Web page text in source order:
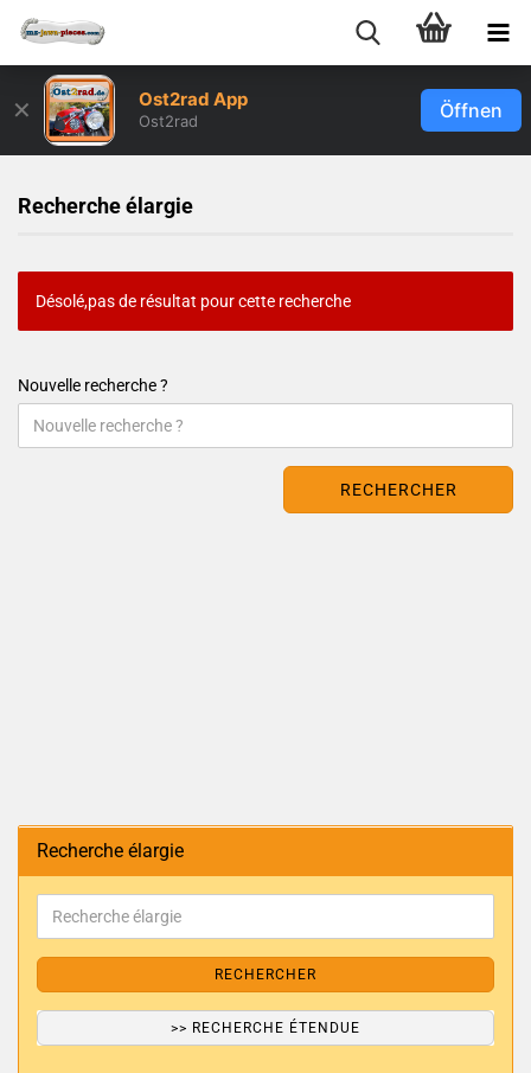
✕ Ost2rad App
Ost2rad Öffnen
Recherche élargie
Désolé,pas de résultat pour cette recherche
Nouvelle recherche ?
RECHERCHER
Recherche élargie
RECHERCHER
>> RECHERCHE ÉTENDUE